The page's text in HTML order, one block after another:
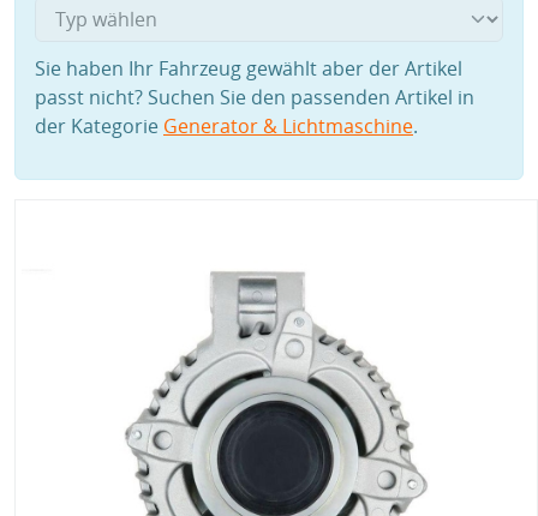
Sie haben Ihr Fahrzeug gewählt aber der Artikel
passt nicht? Suchen Sie den passenden Artikel in
der Kategorie Generator & Lichtmaschine.